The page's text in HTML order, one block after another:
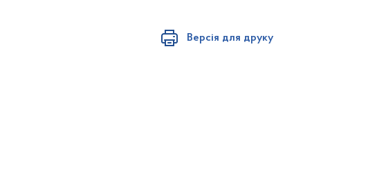
Версія для друку